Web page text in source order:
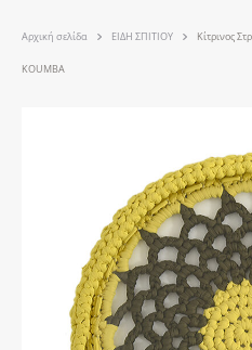
Αρχική σελίδα ΕΙΔΗ ΣΠΙΤΙΟΥ Κίτρινος
KOUMBA